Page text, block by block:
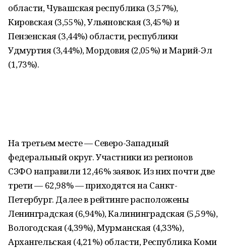
области, Чувашская республика (3,57%),
Кировская (3,55%), Ульяновская (3,45%) и
Пензенская (3,44%) области, республики
Удмуртия (3,44%), Мордовия (2,05%) и Марий-Эл
(1,73%).
На третьем месте — Северо-Западный
федеральный округ. Участники из регионов
СЗФО направили 12,46% заявок. Из них почти две
трети — 62,98% — приходятся на Санкт-
Петербург. Далее в рейтинге расположены
Ленинградская (6,94%), Калининградская (5,59%),
Вологодская (4,39%), Мурманская (4,33%),
Архангельская (4,21%) области, Республика Коми